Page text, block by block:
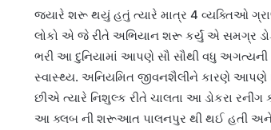
જ્યારે શરૂ થયું હતું ત્યારે માત્ર 4 વ્યક્તિઓ
લોકો એ જે રીતે અભિયાન શરૂ કર્યું એ સમગ્ર
ભરી આ દુનિયામાં આપણે સૌ સૌથી વધુ
સ્વાસ્થ્ય. અનિયમિત જીવનશૈલીને કારણે આપણે દિન
છીએ ત્યારે નિશુલ્ક રીતે ચાલતા આ ડોકરા
આ ક્લબ ની શરૂઆત પાલનપુર થી થઈ હતી અને